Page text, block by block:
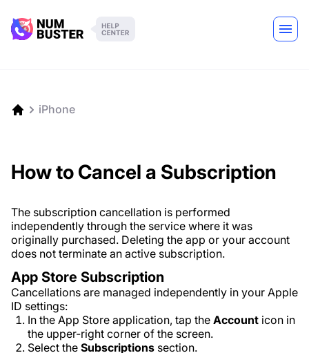
iPhone
How to Cancel a Subscription
The subscription cancellation is performed
independently through the service where it was
originally purchased. Deleting the app or your account
does not terminate an active subscription.
App Store Subscription
Cancellations are managed independently in your Apple
ID settings:
In the App Store application, tap the Account icon in
the upper-right corner of the screen.
Select the Subscriptions section.